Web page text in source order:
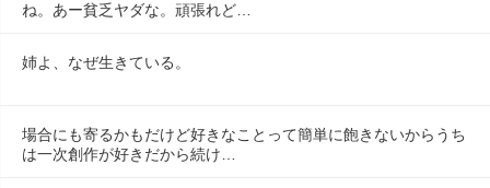
ね。あー貧乏ヤダな。頑張れど…
姉よ、なぜ生きている。
場合にも寄るかもだけど好きなことって簡単に飽きないからうち
は一次創作が好きだから続け…